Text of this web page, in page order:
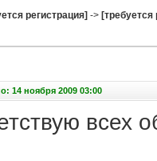
регистрация] -> [требуется
14 ноября 2009 03:00
всех